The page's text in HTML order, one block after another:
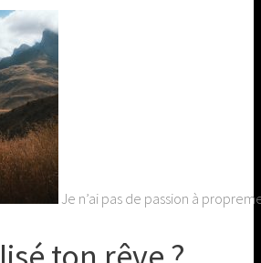
Je n’ai pas de passion à